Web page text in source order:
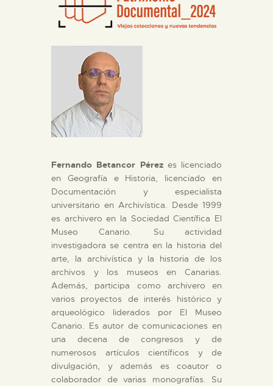
ESPAÑOL
PREPARAR LA VISITA
ACTIVIDADES
█
EL MUSEO
COLECCIONES
DIDÁCTICA
ESPAÑOL
Fernando Betancor Pérezes licenciado
en Geografía e Historia, licenciado en
Documentación y especialista
universitario en Archivística. Desde 1999
es archivero en la Sociedad Científica El
Museo Canario. Su actividad
investigadora se centra en la historia del
arte, la archivística y la historia de los
archivos y los museos en Canarias.
Además, participa como archivero en
varios proyectos de interés histórico y
arqueológico liderados por El Museo
Canario. Es autor de comunicaciones en
una decena de congresos y de
numerosos artículos científicos y de
divulgación, y además es coautor o
colaborador de varias monografías. Su